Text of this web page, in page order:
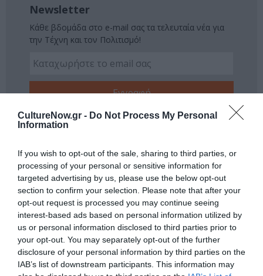
CultureNow.gr - Do Not Process My Personal
Information
If you wish to opt-out of the sale, sharing to third parties, or
processing of your personal or sensitive information for
targeted advertising by us, please use the below opt-out
section to confirm your selection. Please note that after your
opt-out request is processed you may continue seeing
interest-based ads based on personal information utilized by
us or personal information disclosed to third parties prior to
your opt-out. You may separately opt-out of the further
disclosure of your personal information by third parties on the
IAB’s list of downstream participants. This information may
Newsletter
Κάθε βδομάδα στο e-mail σας τα τελευταία νέα για
την Τέχνη και τον Πολιτισμό!
Ακολουθήστε το Culturenow.gr
Δημοφιλή Άρθρα